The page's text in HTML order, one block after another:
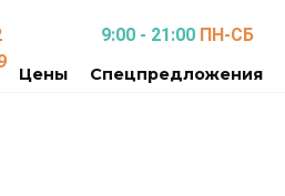
9:00 - 21:00 ПН-СБ
Цены Спецпредложения